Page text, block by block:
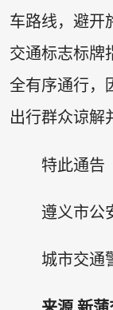
车路线，避开
交通标志标牌
全有序通行，
出行群众谅解
特此通告
遵义市公
城市交通